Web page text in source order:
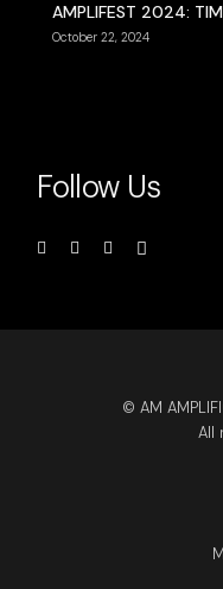
AMPLIFEST 2024:
October 22, 2024
Follow Us
© AM
All